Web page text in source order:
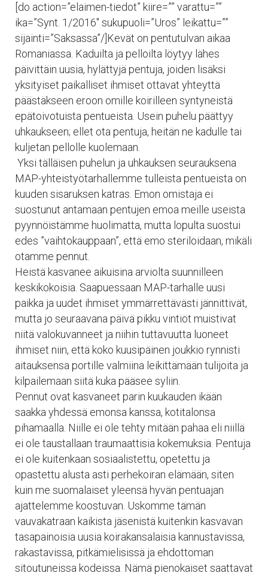
[do action=”elaimen-tiedot” kiire=”” varattu=””
ika=”Synt. 1/2016″ sukupuoli=”Uros” leikattu=””
sijainti=”Saksassa”/]Kevät on pentutulvan aikaa
Romaniassa. Kaduilta ja pelloilta löytyy lähes
päivittäin uusia, hylättyjä pentuja, joiden lisäksi
yksityiset paikalliset ihmiset ottavat yhteyttä
päästäkseen eroon omille koirilleen syntyneistä
epätoivotuista pentueista. Usein puhelu päättyy
uhkaukseen; ellet ota pentuja, heitän ne kadulle tai
kuljetan pellolle kuolemaan.
​ Yksi tälläisen puhelun ja uhkauksen seurauksena
MAP-yhteistyötarhallemme tulleista pentueista on
kuuden sisaruksen katras. Emon omistaja ei
suostunut antamaan pentujen emoa meille useista
pyynnöistämme huolimatta, mutta lopulta suostui
edes ”vaihtokauppaan”, että emo steriloidaan, mikäli
otamme pennut.
Heistä kasvanee aikuisina arviolta suunnilleen
keskikokoisia. Saapuessaan MAP-tarhalle uusi
paikka ja uudet ihmiset ymmärrettävästi jännittivät,
mutta jo seuraavana päivä pikku vintiöt muistivat
niitä valokuvanneet ja niihin tuttavuutta luoneet
ihmiset niin, että koko kuusipäinen joukkio rynnisti
aitauksensa portille valmiina leikittämään tulijoita ja
kilpailemaan siitä kuka pääsee syliin.
Pennut ovat kasvaneet parin kuukauden ikään
saakka yhdessä emonsa kanssa, kotitalonsa
pihamaalla. Niille ei ole tehty mitään pahaa eli niillä
ei ole taustallaan traumaattisia kokemuksia. Pentuja
ei ole kuitenkaan sosiaalistettu, opetettu ja
opastettu alusta asti perhekoiran elämään, siten
kuin me suomalaiset yleensä hyvän pentuajan
ajattelemme koostuvan. Uskomme tämän
vauvakatraan kaikista jäsenistä kuitenkin kasvavan
tasapainoisia uusia koirakansalaisia kannustavissa,
rakastavissa, pitkämielisissä ja ehdottoman
sitoutuneissa kodeissa. Nämä pienokaiset saattavat